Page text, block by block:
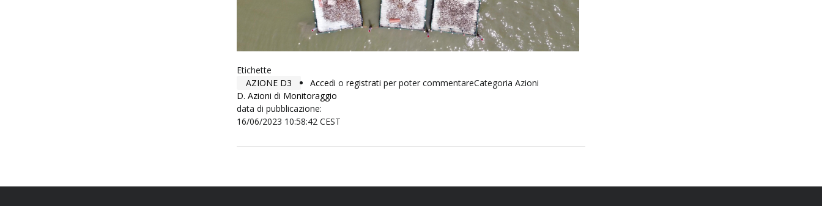
Etichette
AZIONE D3
Accedi o registrati per poter commentareCategoria Azioni
D. Azioni di Monitoraggio
data di pubblicazione:
16/06/2023 10:58:42 CEST